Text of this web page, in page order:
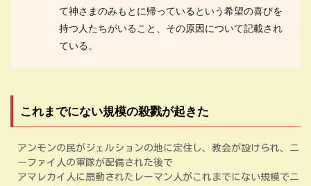
て神さまのみもとに帰っているという希望の喜びを
持つ人たちがいること、その原因について記載され
ている。
これまでにない規模の殺戮が起きた
アンモンの民がジェルションの地に定住し、教会が設けられ、ニ
ーファイ人の軍隊が配備された後で
アマレカイ人に扇動されたレーマン人がこれまでにない規模でニ